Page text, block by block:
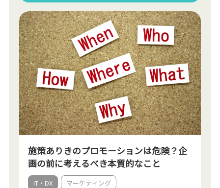
施策ありきのプロモーションは危険？企
画の前に考えるべき本質的なこと
IT・DX マーケティング